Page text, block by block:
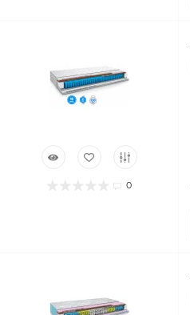
0